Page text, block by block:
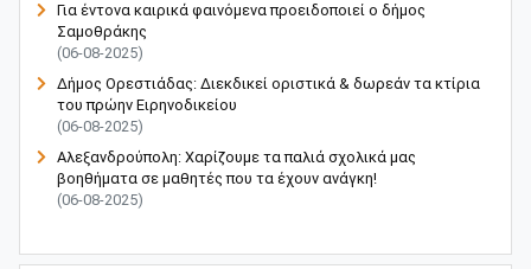
Για έντονα καιρικά φαινόμενα προειδοποιεί ο δήμος
Σαμοθράκης
(06-08-2025)
Δήμος Ορεστιάδας: Διεκδικεί οριστικά & δωρεάν τα κτίρια
του πρώην Ειρηνοδικείου
(06-08-2025)
Αλεξανδρούπολη: Χαρίζουμε τα παλιά σχολικά μας
βοηθήματα σε μαθητές που τα έχουν ανάγκη!
(06-08-2025)